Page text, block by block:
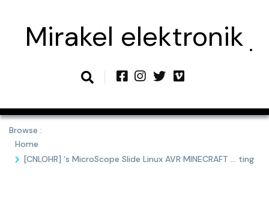
contentMirakel elektronik
Browse :
Home
[CNLOHR] ‘s MicroScope Slide Linux AVR MINECRAFT … ting